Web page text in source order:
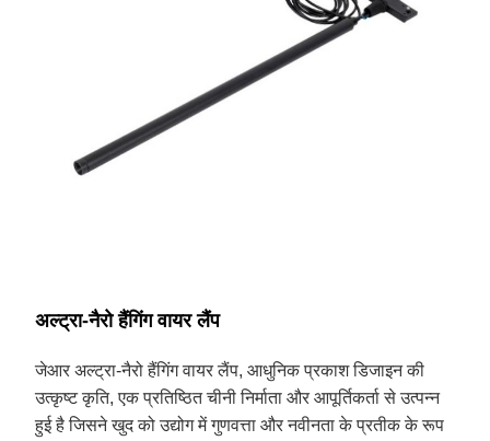
अल्ट्रा-नैरो हैंगिंग वायर लैंप
जेआर अल्ट्रा-नैरो हैंगिंग वायर लैंप, आधुनिक प्रकाश डिजाइन की
उत्कृष्ट कृति, एक प्रतिष्ठित चीनी निर्माता और आपूर्तिकर्ता से उत्पन्न
हुई है जिसने खुद को उद्योग में गुणवत्ता और नवीनता के प्रतीक के रूप